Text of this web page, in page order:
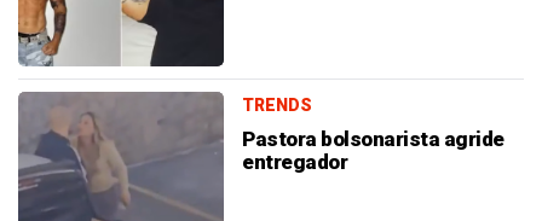
TRENDS
Pastora bolsonarista agride
entregador